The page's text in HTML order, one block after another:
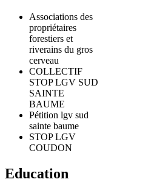
Associations des
propriétaires
forestiers et
riverains du gros
cerveau
COLLECTIF
STOP LGV SUD
SAINTE
BAUME
Pétition lgv sud
sainte baume
STOP LGV
COUDON
Education